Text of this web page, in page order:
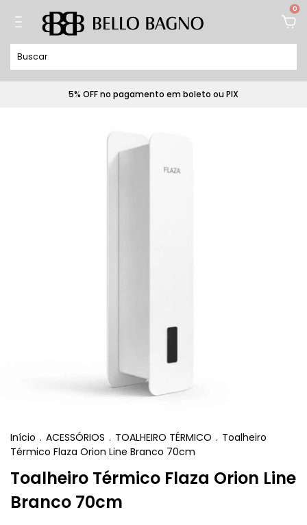
0
5% OFF no pagamento em boleto ou PIX
Início . ACESSÓRIOS . TOALHEIRO TÉRMICO . Toalheiro
Térmico Flaza Orion Line Branco 70cm
Toalheiro Térmico Flaza Orion Line
Branco 70cm